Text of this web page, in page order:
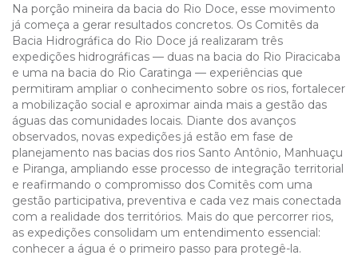
Na porção mineira da bacia do Rio Doce, esse movimento
já começa a gerar resultados concretos. Os Comitês da
Bacia Hidrográfica do Rio Doce já realizaram três
expedições hidrográficas — duas na bacia do Rio Piracicaba
e uma na bacia do Rio Caratinga — experiências que
permitiram ampliar o conhecimento sobre os rios, fortalecer
a mobilização social e aproximar ainda mais a gestão das
águas das comunidades locais. Diante dos avanços
observados, novas expedições já estão em fase de
planejamento nas bacias dos rios Santo Antônio, Manhuaçu
e Piranga, ampliando esse processo de integração territorial
e reafirmando o compromisso dos Comitês com uma
gestão participativa, preventiva e cada vez mais conectada
com a realidade dos territórios. Mais do que percorrer rios,
as expedições consolidam um entendimento essencial:
conhecer a água é o primeiro passo para protegê-la.